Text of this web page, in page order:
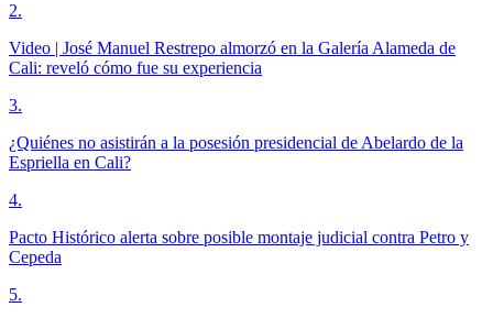
2.
Video | José Manuel Restrepo almorzó en la Galería Alameda de
Cali: reveló cómo fue su experiencia
3.
¿Quiénes no asistirán a la posesión presidencial de Abelardo de la
Espriella en Cali?
4.
Pacto Histórico alerta sobre posible montaje judicial contra Petro y
Cepeda
5.